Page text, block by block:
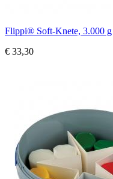
Flippi® Soft-Knete, 3.000 g
€ 33,30